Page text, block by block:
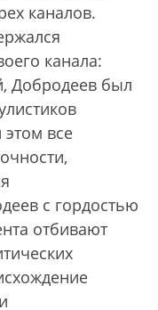
каналов.
канала:
Добродеев был
все
с гордостью
отбивают